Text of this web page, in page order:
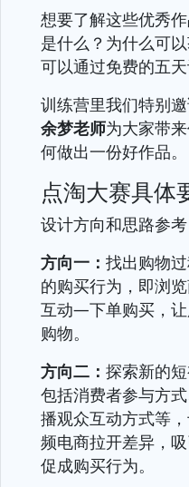
想要了解这些优秀
是什么？为什么可
可以通过免费的五天
训练营里我们特别
余梦老师为大家带
何做出一份好作品。
点淘大赛具体
设计方向和思路参考
方向一： 找出购物
的购买行为，即浏
互动—下单购买，
购物。
方向二： 探索新的
包括消费者参与方
播观众互动方式等
频电商拉开差异，
促成购买行为。